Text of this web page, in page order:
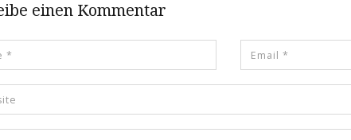
einen Kommentar